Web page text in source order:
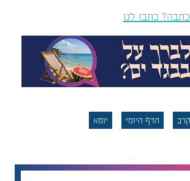
אייר: הרב אקרבכתבו לנו
הדף היומי יומא